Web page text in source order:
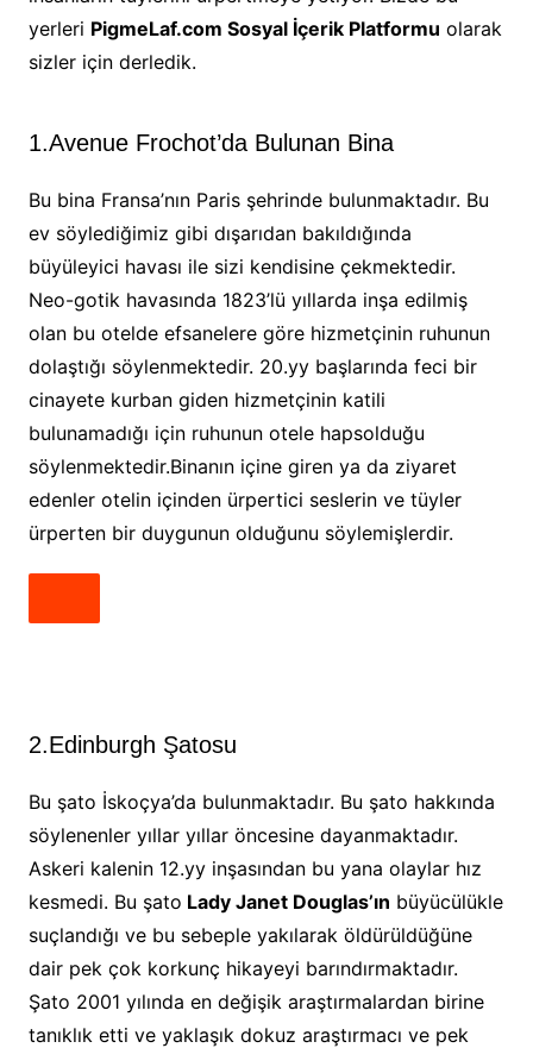
yerleri PigmeLaf.com Sosyal İçerik Platformu olarak
sizler için derledik.
1.Avenue Frochot’da Bulunan Bina
Bu bina Fransa’nın Paris şehrinde bulunmaktadır. Bu
ev söylediğimiz gibi dışarıdan bakıldığında
büyüleyici havası ile sizi kendisine çekmektedir.
Neo-gotik havasında 1823’lü yıllarda inşa edilmiş
olan bu otelde efsanelere göre hizmetçinin ruhunun
dolaştığı söylenmektedir. 20.yy başlarında feci bir
cinayete kurban giden hizmetçinin katili
bulunamadığı için ruhunun otele hapsolduğu
söylenmektedir.Binanın içine giren ya da ziyaret
edenler otelin içinden ürpertici seslerin ve tüyler
ürperten bir duygunun olduğunu söylemişlerdir.
2.Edinburgh Şatosu
Bu şato İskoçya’da bulunmaktadır. Bu şato hakkında
söylenenler yıllar yıllar öncesine dayanmaktadır.
Askeri kalenin 12.yy inşasından bu yana olaylar hız
kesmedi. Bu şato Lady Janet Douglas’ın büyücülükle
suçlandığı ve bu sebeple yakılarak öldürüldüğüne
dair pek çok korkunç hikayeyi barındırmaktadır.
Şato 2001 yılında en değişik araştırmalardan birine
tanıklık etti ve yaklaşık dokuz araştırmacı ve pek